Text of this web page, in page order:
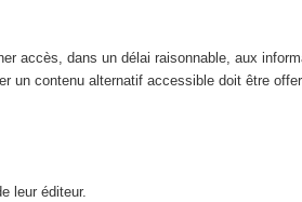
accès, dans un délai raisonnable, aux
un contenu alternatif accessible doit être
leur éditeur.